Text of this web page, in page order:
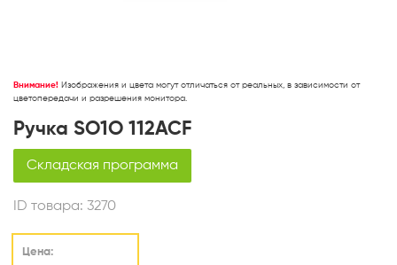
Внимание! Изображения и цвета могут отличаться от реальных, в зависимости от
цветопередачи и разрешения монитора.
Ручка SO1O 112ACF
Складская программа
ID товара: 3270
Цена: